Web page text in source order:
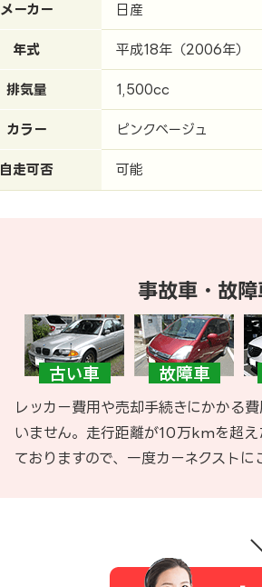
メーカー 日産
年式 平成18年（2006年）
排気量 1,500cc
カラー ピンクベージュ
自走可否 可能
事故車・故
レッカー費用や売却手続きにかかる
いません。走行距離が10万kmを超
ておりますので、一度カーネクストに